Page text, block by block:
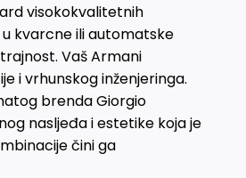
visokokvalitetnih
kvarcne ili automatske
Vaš Armani
i vrhunskog inženjeringa.
brenda Giorgio
nasljeđa i estetike koja je
čini ga